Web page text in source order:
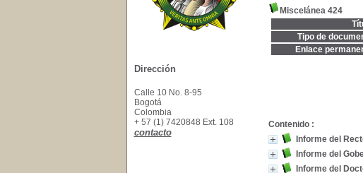
Miscelánea 424
Tipo de
Enlace
Contenido :
Informe del
Informe del
Informe del
Dirección
Calle 10 No. 8-95
Bogotá
Colombia
+ 57 (1) 7420848 Ext. 108
contacto